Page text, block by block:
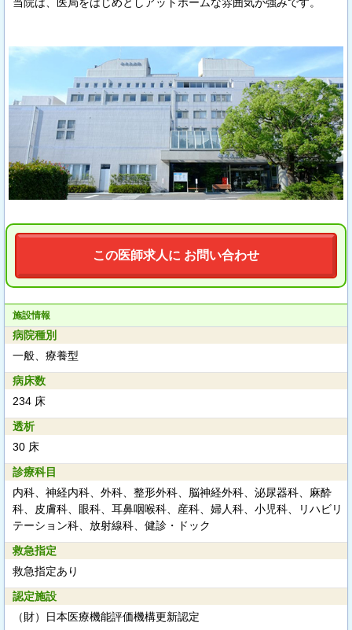
この医師求人に お問い合わせ
施設情報
病院種別
一般、療養型
病床数
234 床
透析
30 床
診療科目
内科、神経内科、外科、整形外科、脳神経外科、泌尿器科、麻酔
科、皮膚科、眼科、耳鼻咽喉科、産科、婦人科、小児科、リハビリ
テーション科、放射線科、健診・ドック
救急指定
救急指定あり
認定施設
（財）日本医療機能評価機構更新認定